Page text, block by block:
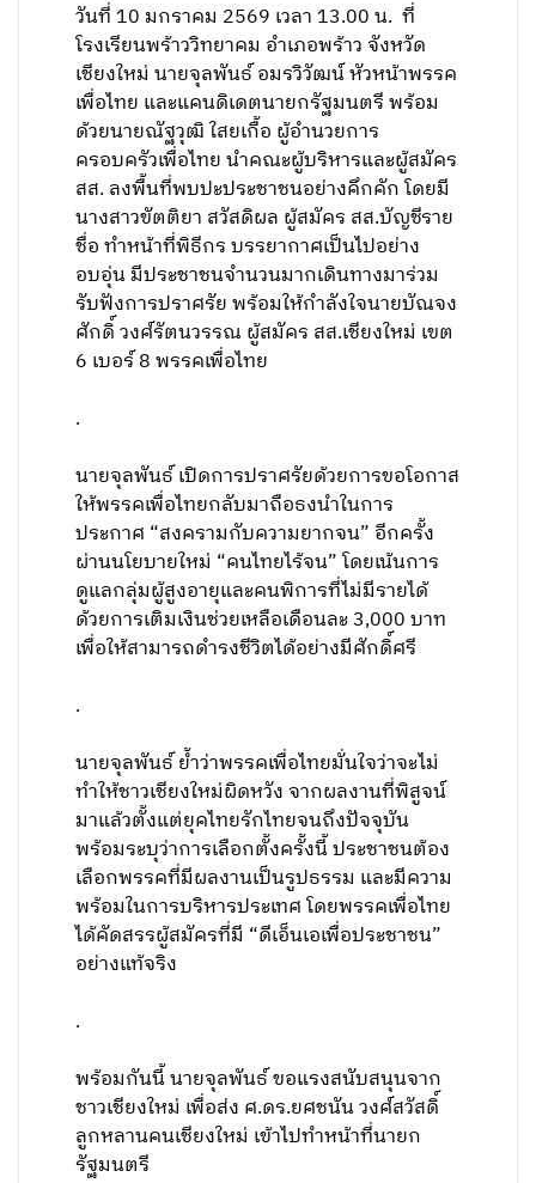
วันที่ 10 มกราคม 2569 เวลา 13.00 น. ที่
โรงเรียนพร้าววิทยาคม อำเภอพร้าว จังหวัด
เชียงใหม่ นายจุลพันธ์ อมรวิวัฒน์ หัวหน้าพรรค
เพื่อไทย และแคนดิเดตนายกรัฐมนตรี พร้อม
ด้วยนายณัฐวุฒิ ใสยเกื้อ ผู้อำนวยการ
ครอบครัวเพื่อไทย นำคณะผู้บริหารและผู้สมัคร
สส. ลงพื้นที่พบปะประชาชนอย่างคึกคัก โดยมี
นางสาวขัตติยา สวัสดิผล ผู้สมัคร สส.บัญชีราย
ชื่อ ทำหน้าที่พิธีกร บรรยากาศเป็นไปอย่าง
อบอุ่น มีประชาชนจำนวนมากเดินทางมาร่วม
รับฟังการปราศรัย พร้อมให้กำลังใจนายบัณจง
ศักดิ์ วงศ์รัตนวรรณ ผู้สมัคร สส.เชียงใหม่ เขต
6 เบอร์ 8 พรรคเพื่อไทย
.
นายจุลพันธ์ เปิดการปราศรัยด้วยการขอโอกาส
ให้พรรคเพื่อไทยกลับมาถือธงนำในการ
ประกาศ “สงครามกับความยากจน” อีกครั้ง
ผ่านนโยบายใหม่ “คนไทยไร้จน” โดยเน้นการ
ดูแลกลุ่มผู้สูงอายุและคนพิการที่ไม่มีรายได้
ด้วยการเติมเงินช่วยเหลือเดือนละ 3,000 บาท
เพื่อให้สามารถดำรงชีวิตได้อย่างมีศักดิ์ศรี
.
นายจุลพันธ์ ย้ำว่าพรรคเพื่อไทยมั่นใจว่าจะไม่
ทำให้ชาวเชียงใหม่ผิดหวัง จากผลงานที่พิสูจน์
มาแล้วตั้งแต่ยุคไทยรักไทยจนถึงปัจจุบัน
พร้อมระบุว่าการเลือกตั้งครั้งนี้ ประชาชนต้อง
เลือกพรรคที่มีผลงานเป็นรูปธรรม และมีความ
พร้อมในการบริหารประเทศ โดยพรรคเพื่อไทย
ได้คัดสรรผู้สมัครที่มี “ดีเอ็นเอเพื่อประชาชน”
อย่างแท้จริง
.
พร้อมกันนี้ นายจุลพันธ์ ขอแรงสนับสนุนจาก
ชาวเชียงใหม่ เพื่อส่ง ศ.ดร.ยศชนัน วงศ์สวัสดิ์
ลูกหลานคนเชียงใหม่ เข้าไปทำหน้าที่นายก
รัฐมนตรี